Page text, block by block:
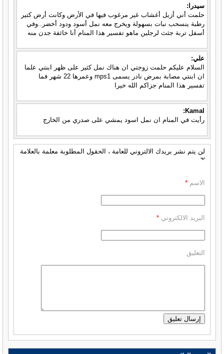
سيدرا:
حلمت أني أزيل أغشاب غير مرغوب فيها في الأرض وكانت أرض كتير
رطبة ينسحب نبات بسهولة ويخرج معه نمل أسود ودود أخضر..وفي
أسفل تربة جثث لرجلين ماهو تفسير هذا المنام أنا خائفة جدن منه
علي:
السلام عليكم حلمت زوجتي ان هناك نمل كثير على ظهر ابنتي علما
ان ابنتي مصابة بمرض نادر يسمى mps1 وعمرها 22 شهر فما
تفسير هذا المنام جزاكم الله خيرا
Kamal:
رأيت في المنام ان نمل اسود يمشي على صدري من الخارج
لن يتم نشر بريدك الالتروني للعامة ، الحقول المطلوبة معلمة بالعلامة
'*'
الاسم *
البريد الالكتروني *
التعليق